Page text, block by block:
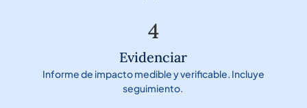
4
Evidenciar
Informe de impacto medible y verificable. Incluye
seguimiento.